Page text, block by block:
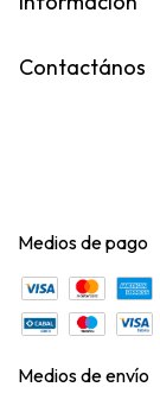
Contactános
Medios de pago
Medios de envío